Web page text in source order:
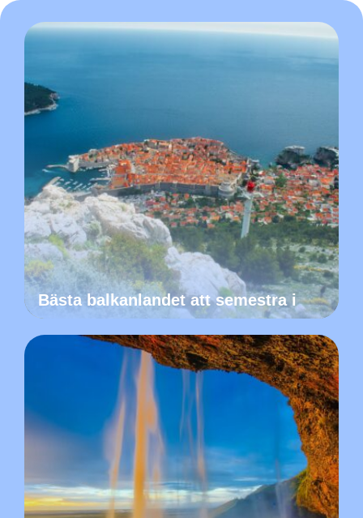
Bästa balkanlandet att semestra i